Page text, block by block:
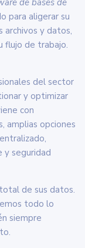
para aligerar su
archivos y datos,
flujo de trabajo.
del sector
y optimizar
con
amplias opciones
y seguridad
de sus datos.
todo lo
siempre